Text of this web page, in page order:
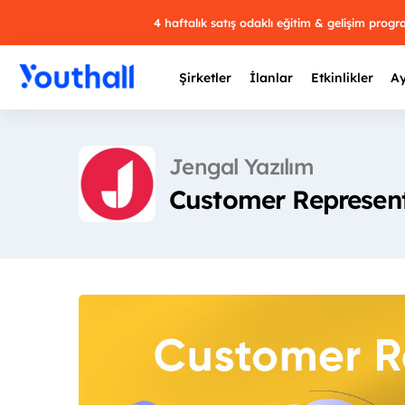
4 haftalık satış odaklı eğitim & gelişim
Şirketler İlanlar Etkinlikler
Jengal Yazılım
Customer